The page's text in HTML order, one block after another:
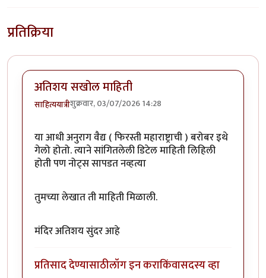
प्रतिक्रिया
अतिशय सखोल माहिती
साहित्ययात्रीशुक्रवार, 03/07/2026 14:28
या आधी अनुराग वैद्य ( फिरस्ती महाराष्ट्राची ) बरोबर इथे
गेलो होतो. त्याने सांगितलेली डिटेल माहिती लिहिली
होती पण नोट्स सापडत नव्हत्या
तुमच्या लेखात ती माहिती मिळाली.
मंदिर अतिशय सुंदर आहे
प्रतिसाद देण्यासाठीलॉग इन कराकिंवासदस्य व्हा